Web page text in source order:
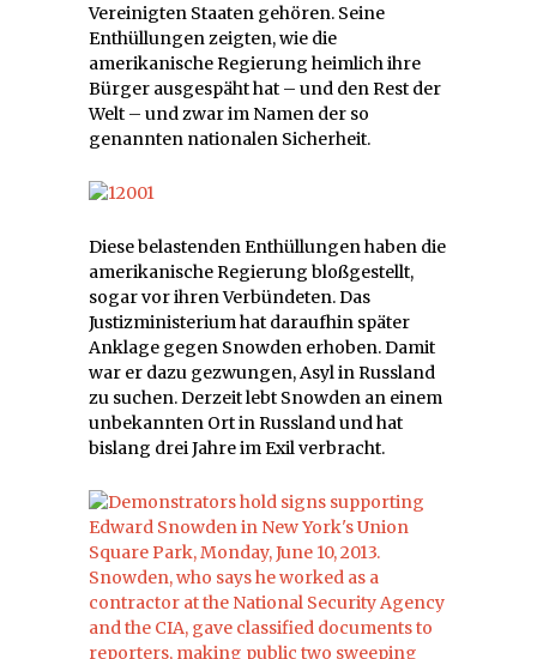
Vereinigten Staaten gehören. Seine
Enthüllungen zeigten, wie die
amerikanische Regierung heimlich ihre
Bürger ausgespäht hat – und den Rest der
Welt – und zwar im Namen der so
genannten nationalen Sicherheit.
Diese belastenden Enthüllungen haben die
amerikanische Regierung bloßgestellt,
sogar vor ihren Verbündeten. Das
Justizministerium hat daraufhin später
Anklage gegen Snowden erhoben. Damit
war er dazu gezwungen, Asyl in Russland
zu suchen. Derzeit lebt Snowden an einem
unbekannten Ort in Russland und hat
bislang drei Jahre im Exil verbracht.